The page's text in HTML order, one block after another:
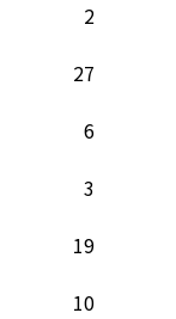
2
27
6
3
19
10